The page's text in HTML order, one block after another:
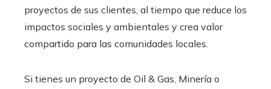
proyectos de sus clientes, al tiempo que reduce los
impactos sociales y ambientales y crea valor
compartido para las comunidades locales.
Si tienes un proyecto de Oil & Gas, Minería o